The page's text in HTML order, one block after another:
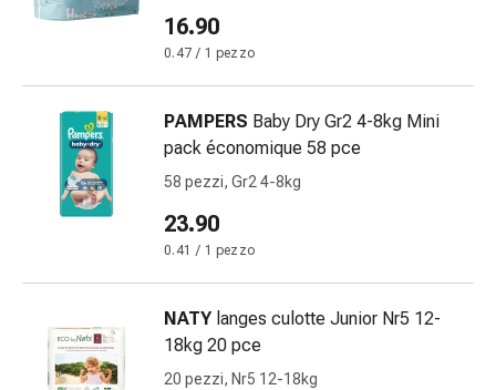
Vesciche
febbre
Sfogo
Acne
Rimedi
naturali
Terapia
fiori
Bach
terapia
16.90
0.47 / 1 pezzo
PAMPERS Baby Dry Gr2 4-8kg Mini
pack économique 58 pce
58 pezzi, Gr2 4-8kg
23.90
0.41 / 1 pezzo
NATY langes culotte Junior Nr5 12-
18kg 20 pce
20 pezzi, Nr5 12-18kg